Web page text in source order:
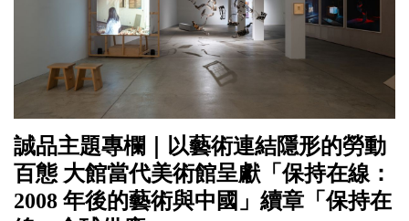
誠品主題專欄｜以藝術連結隱形的勞動
百態 ⼤館當代美術館呈獻「保持在線：
2008 年後的藝術與中國」續章「保持在